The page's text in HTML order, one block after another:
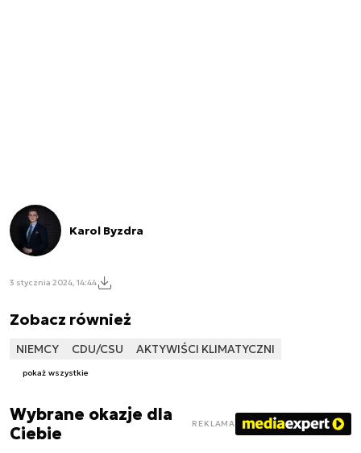
Karol Byzdra
3 stycznia 2024, 14:44
Zobacz również
NIEMCY CDU/CSU AKTYWIŚCI KLIMATYCZNI
pokaż wszystkie
Wybrane okazje dla
Ciebie
REKLAMA